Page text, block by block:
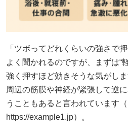
「ツボってどれくらいの強さで
よく聞かれるのですが、まずは“
強く押すほど効きそうな気がし
周辺の筋膜や神経が緊張して逆
うこともあると言われています（
https://example1.jp）。